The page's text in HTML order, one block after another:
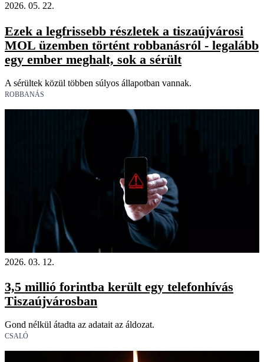
2026. 05. 22.
Ezek a legfrissebb részletek a tiszaújvárosi
MOL üzemben történt robbanásról - legalább
egy ember meghalt, sok a sérült
A sérültek közül többen súlyos állapotban vannak.
ROBBANÁS
2026. 03. 12.
3,5 millió forintba került egy telefonhívás
Tiszaújvárosban
Gond nélkül átadta az adatait az áldozat.
CSALÓ